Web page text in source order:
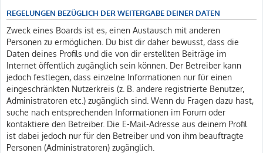
REGELUNGEN BEZÜGLICH DER WEITERGABE DEINER DATEN
Zweck eines Boards ist es, einen Austausch mit anderen
Personen zu ermöglichen. Du bist dir daher bewusst, dass die
Daten deines Profils und die von dir erstellten Beiträge im
Internet öffentlich zugänglich sein können. Der Betreiber kann
jedoch festlegen, dass einzelne Informationen nur für einen
eingeschränkten Nutzerkreis (z. B. andere registrierte Benutzer,
Administratoren etc.) zugänglich sind. Wenn du Fragen dazu hast,
suche nach entsprechenden Informationen im Forum oder
kontaktiere den Betreiber. Die E-Mail-Adresse aus deinem Profil
ist dabei jedoch nur für den Betreiber und von ihm beauftragte
Personen (Administratoren) zugänglich.